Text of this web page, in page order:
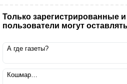
Только зарегистрированные
пользователи могут
А где газеты?
Кошмар…